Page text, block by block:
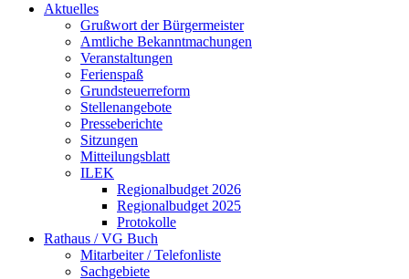
Aktuelles
Grußwort der Bürgermeister
Amtliche Bekanntmachungen
Veranstaltungen
Ferienspaß
Grundsteuerreform
Stellenangebote
Presseberichte
Sitzungen
Mitteilungsblatt
ILEK
Regionalbudget 2026
Regionalbudget 2025
Protokolle
Rathaus / VG Buch
Mitarbeiter / Telefonliste
Sachgebiete